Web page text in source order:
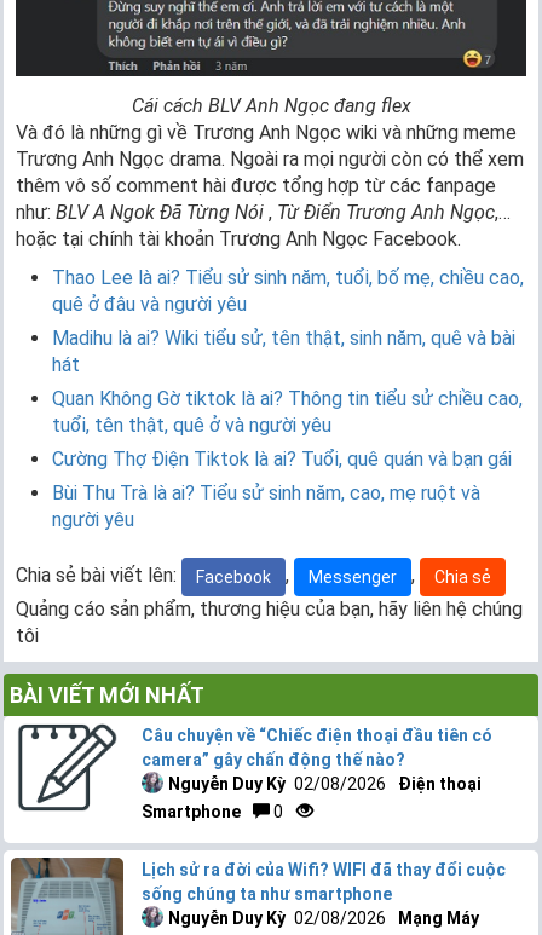
Cái cách BLV Anh Ngọc đang flex
Và đó là những gì về Trương Anh Ngọc wiki và những meme
Trương Anh Ngọc drama. Ngoài ra mọi người còn có thể xem
thêm vô số comment hài được tổng hợp từ các fanpage
như: BLV A Ngok Đã Từng Nói , Từ Điển Trương Anh Ngọc,…
hoặc tại chính tài khoản Trương Anh Ngọc Facebook.
Thao Lee là ai? Tiểu sử sinh năm, tuổi, bố mẹ, chiều cao,
quê ở đâu và người yêu
Madihu là ai? Wiki tiểu sử, tên thật, sinh năm, quê và bài
hát
Quan Không Gờ tiktok là ai? Thông tin tiểu sử chiều cao,
tuổi, tên thật, quê ở và người yêu
Cường Thợ Điện Tiktok là ai? Tuổi, quê quán và bạn gái
Bùi Thu Trà là ai? Tiểu sử sinh năm, cao, mẹ ruột và
người yêu
Chia sẻ bài viết lên: Facebook , Messenger , Chia sẻ
Quảng cáo sản phẩm, thương hiệu của bạn, hãy liên hệ chúng
tôi
BÀI VIẾT MỚI NHẤT
Câu chuyện về “Chiếc điện thoại đầu tiên có
camera” gây chấn động thế nào?
Nguyễn Duy Kỳ 02/08/2026
Điện thoại
Smartphone
0
Lịch sử ra đời của Wifi? WIFI đã thay đổi cuộc
sống chúng ta như smartphone
Nguyễn Duy Kỳ 02/08/2026
Mạng Máy